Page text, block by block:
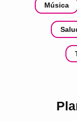
Música